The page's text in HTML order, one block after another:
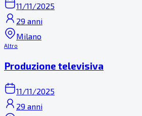
11/11/2025
29 anni
Milano
Altro
Produzione televisiva
11/11/2025
29 anni